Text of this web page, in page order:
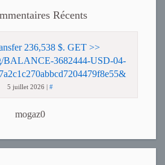
Récents
236,538 $. GET >>
BALANCE-3682444-USD-04-
5 juillet 2026 | #
mogaz0